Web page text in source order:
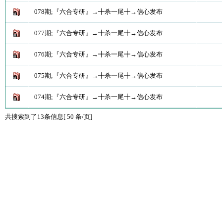
078期;『六合专研』→╋杀一尾╋→信心发布
077期;『六合专研』→╋杀一尾╋→信心发布
076期;『六合专研』→╋杀一尾╋→信心发布
075期;『六合专研』→╋杀一尾╋→信心发布
074期;『六合专研』→╋杀一尾╋→信心发布
共搜索到了13条信息[ 50 条/页]